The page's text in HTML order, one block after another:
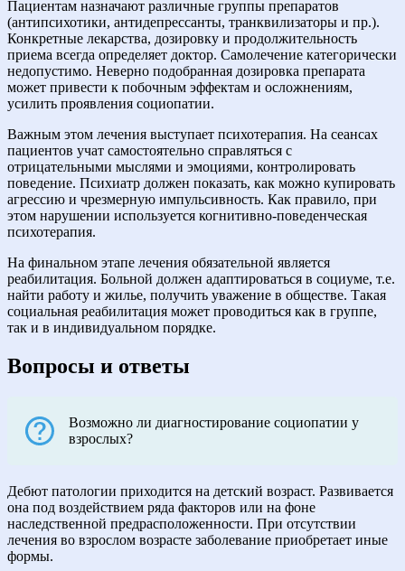
Пациентам назначают различные группы препаратов
(антипсихотики, антидепрессанты, транквилизаторы и пр.).
Конкретные лекарства, дозировку и продолжительность
приема всегда определяет доктор. Самолечение категорически
недопустимо. Неверно подобранная дозировка препарата
может привести к побочным эффектам и осложнениям,
усилить проявления социопатии.
Важным этом лечения выступает психотерапия. На сеансах
пациентов учат самостоятельно справляться с
отрицательными мыслями и эмоциями, контролировать
поведение. Психиатр должен показать, как можно купировать
агрессию и чрезмерную импульсивность. Как правило, при
этом нарушении используется когнитивно-поведенческая
психотерапия.
На финальном этапе лечения обязательной является
реабилитация. Больной должен адаптироваться в социуме, т.е.
найти работу и жилье, получить уважение в обществе. Такая
социальная реабилитация может проводиться как в группе,
так и в индивидуальном порядке.
Вопросы и ответы
Возможно ли диагностирование социопатии у
взрослых?
Дебют патологии приходится на детский возраст. Развивается
она под воздействием ряда факторов или на фоне
наследственной предрасположенности. При отсутствии
лечения во взрослом возрасте заболевание приобретает иные
формы.